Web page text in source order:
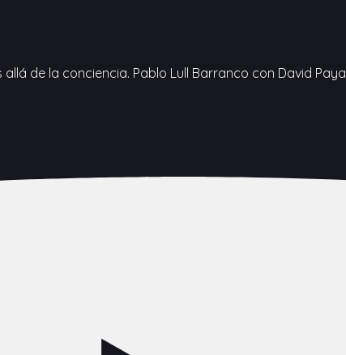
de la conciencia. Pablo Lull Barranco con David Paya